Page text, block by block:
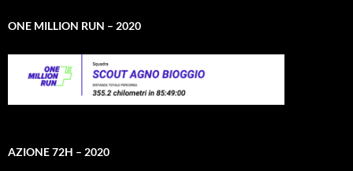
ONE MILLION RUN – 2020
AZIONE 72H – 2020